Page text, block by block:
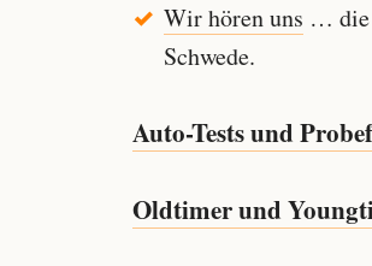
Wir hören uns … die
Schwede.
Auto-Tests und
Oldtimer und